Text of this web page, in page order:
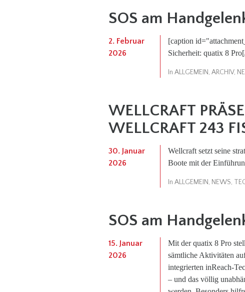
SOS am
2. Februar
2026
[caption
Sicherheit: quatix 8
In ALLGEMEIN, ARCHIV,
WELLCRAFT
WELLCRAFT 243
30. Januar
2026
Wellcraft setzt seine
Boote mit der
In ALLGEMEIN, NEWS,
SOS am
15. Januar
2026
Mit der quatix 8 Pro
sämtliche Aktivitäten
integrierten inReach-
– und das völlig